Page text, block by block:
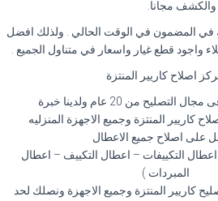
والكشف مجانا.
في المضمون في الوقت الحالي . ولذلك افضل
واجود قطع غيار واسعار في متناول الجميع .
اصلاح كاريير المنتزة
من 20 عام ولدينا خبرة
كاريير المنتزة وجميع الاجهزة المنزليه
على اصلاح جميع الاعطال
التكييفات – اعطال التكييف – اعطال
المبردات )
كاريير المنتزة وجميع الاجهزة ونصلك لحد